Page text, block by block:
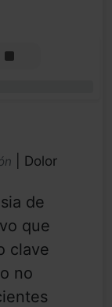
| Dolor
de
que
clave
no